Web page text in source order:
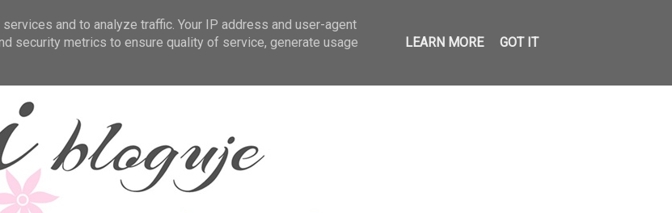
and to analyze traffic. Your IP address and user-agent
security metrics to ensure quality of service, generate usage
LEARN MORE GOT IT